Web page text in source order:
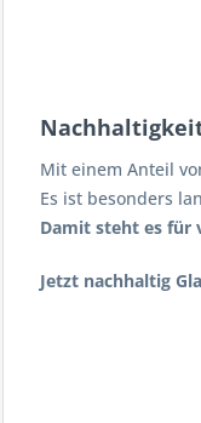
Mit einem Anteil
Es ist besonders
Damit steht es für
Jetzt nachhaltig